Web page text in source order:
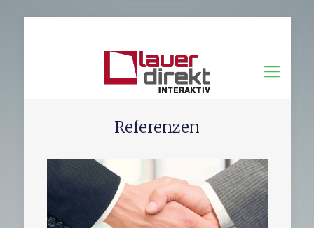
Referenzen